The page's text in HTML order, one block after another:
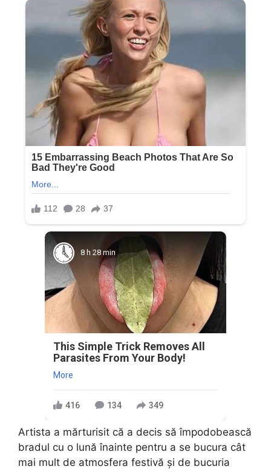
8 h 28 min
This Simple Trick Removes All
Parasites From Your Body!
More
416 134 349
Artista a mărturisit că a decis să împodobească
bradul cu o lună înainte pentru a se bucura cât
mai mult de atmosfera festivă și de bucuria